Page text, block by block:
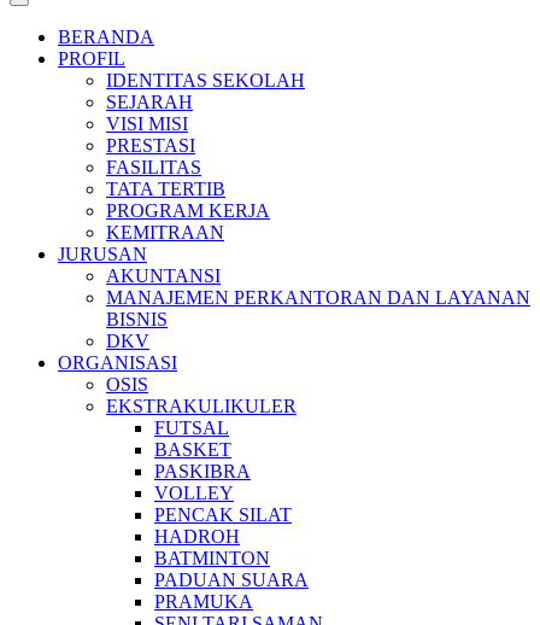
BERANDA
PROFIL
IDENTITAS SEKOLAH
SEJARAH
VISI MISI
PRESTASI
FASILITAS
TATA TERTIB
PROGRAM KERJA
KEMITRAAN
JURUSAN
AKUNTANSI
MANAJEMEN PERKANTORAN DAN LAYANAN
BISNIS
DKV
ORGANISASI
OSIS
EKSTRAKULIKULER
FUTSAL
BASKET
PASKIBRA
VOLLEY
PENCAK SILAT
HADROH
BATMINTON
PADUAN SUARA
PRAMUKA